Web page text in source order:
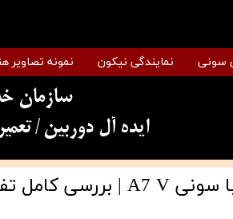
سازمان
​​​​​​​ایده آل دوربین /
سونی نمایندگی نیکون نمونه تصاویر